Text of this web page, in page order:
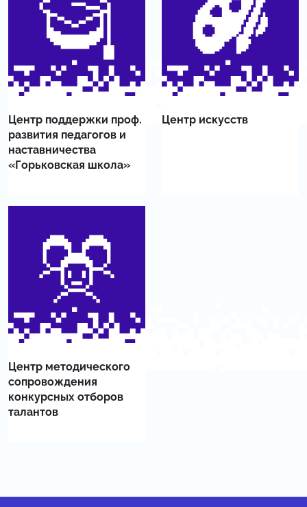
Центр поддержки проф.
развития педагогов и
наставничества
«Горьковская школа»
Центр искусств
Центр методического
сопровождения
конкурсных отборов
талантов